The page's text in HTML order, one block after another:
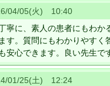
04/05(火) 10:40
寧に、素人の患者にもわか
す。質問にもわかりやすく
安心できます。良い先生で
01/25(土) 12:24